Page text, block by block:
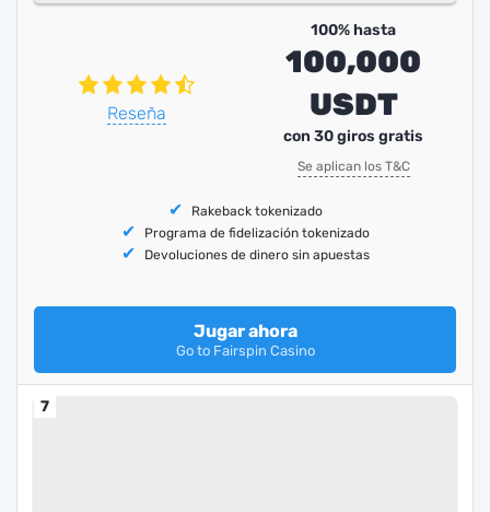
Reseña
100% hasta
100,000
USDT
con 30 giros gratis
Se aplican los T&C
Rakeback tokenizado
Programa de fidelización tokenizado
Devoluciones de dinero sin apuestas
Jugar ahora
Go to Fairspin Casino
7